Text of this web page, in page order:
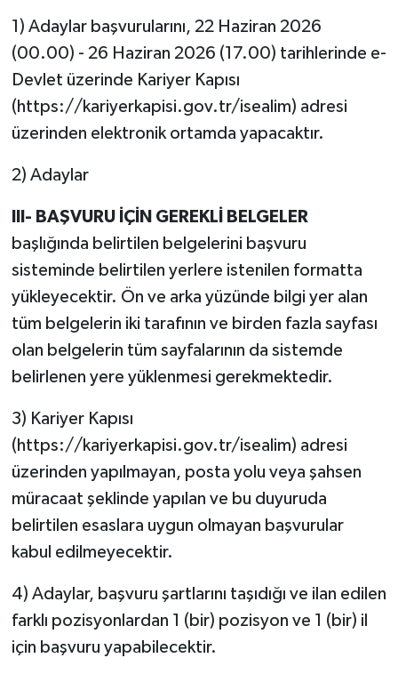
1) Adaylar başvurularını, 22 Haziran 2026
(00.00) - 26 Haziran 2026 (17.00) tarihlerinde e-
Devlet üzerinde Kariyer Kapısı
(https://kariyerkapisi.gov.tr/isealim) adresi
üzerinden elektronik ortamda yapacaktır.
2) Adaylar
III- BAŞVURU İÇİN GEREKLİ BELGELER
başlığında belirtilen belgelerini başvuru
sisteminde belirtilen yerlere istenilen formatta
yükleyecektir. Ön ve arka yüzünde bilgi yer alan
tüm belgelerin iki tarafının ve birden fazla sayfası
olan belgelerin tüm sayfalarının da sistemde
belirlenen yere yüklenmesi gerekmektedir.
3) Kariyer Kapısı
(https://kariyerkapisi.gov.tr/isealim) adresi
üzerinden yapılmayan, posta yolu veya şahsen
müracaat şeklinde yapılan ve bu duyuruda
belirtilen esaslara uygun olmayan başvurular
kabul edilmeyecektir.
4) Adaylar, başvuru şartlarını taşıdığı ve ilan edilen
farklı pozisyonlardan 1 (bir) pozisyon ve 1 (bir) il
için başvuru yapabilecektir.